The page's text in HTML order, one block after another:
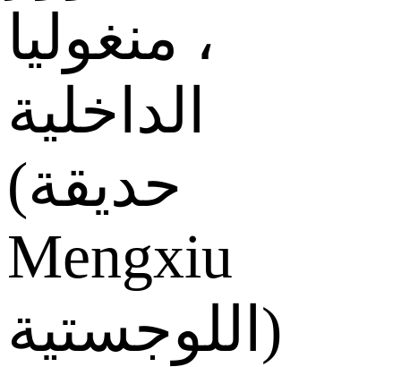
، منغوليا
الداخلية
(حديقة
Mengxiu
اللوجستية)